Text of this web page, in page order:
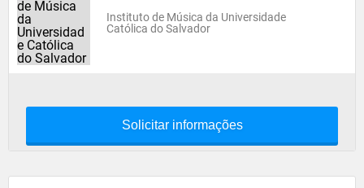
Instituto de Música da Universidade
Católica do Salvador
Solicitar informações